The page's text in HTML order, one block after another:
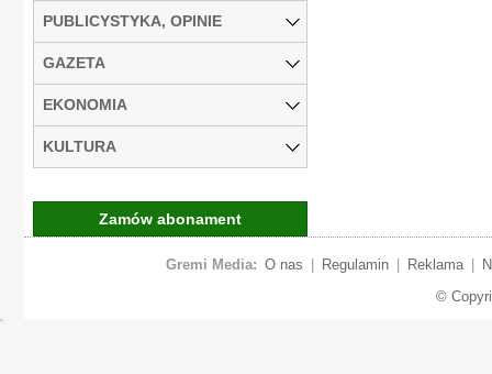
PUBLICYSTYKA, OPINIE
GAZETA
EKONOMIA
KULTURA
Zamów abonament
Gremi Media: O nas Regulamin Reklama
©